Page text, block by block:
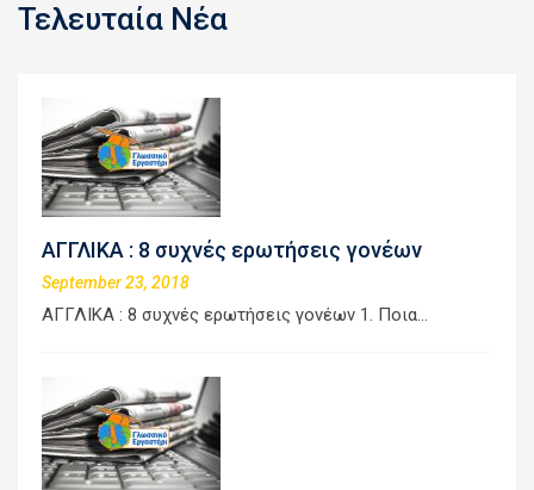
Τελευταία Νέα
ΑΓΓΛΙΚΑ : 8 συχνές ερωτήσεις γονέων
September 23, 2018
ΑΓΓΛΙΚΑ : 8 συχνές ερωτήσεις γονέων 1. Ποια…